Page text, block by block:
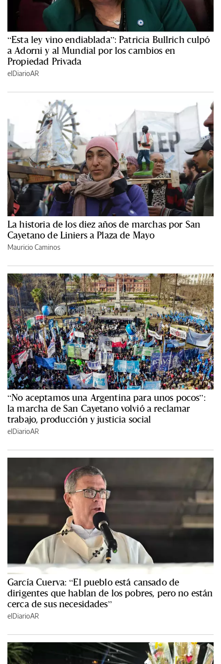
“Esta ley vino endiablada”: Patricia Bullrich culpó
a Adorni y al Mundial por los cambios en
Propiedad Privada
elDiarioAR
La historia de los diez años de marchas por San
Cayetano de Liniers a Plaza de Mayo
Mauricio Caminos
“No aceptamos una Argentina para unos pocos”:
la marcha de San Cayetano volvió a reclamar
trabajo, producción y justicia social
elDiarioAR
García Cuerva: “El pueblo está cansado de
dirigentes que hablan de los pobres, pero no están
cerca de sus necesidades”
elDiarioAR